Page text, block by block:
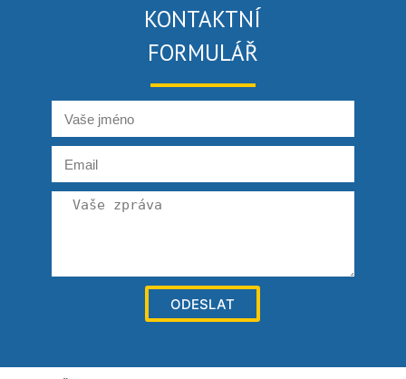
KONTAKTNÍ
FORMULÁŘ
ODESLAT